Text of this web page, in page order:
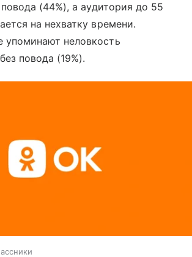
(44%), а аудитория до 55
на нехватку времени.
неловкость
повода (19%).